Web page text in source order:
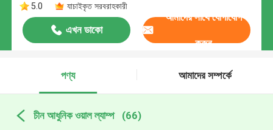
5.0
যাচাইকৃত সরবরাহকারী
এখন ডাকো
আমাদের সাথে যোগাযোগ
করুন
পণ্য আমাদের সম্পর্কে
চীন আধুনিক ওয়াল ল্যাম্প (66)